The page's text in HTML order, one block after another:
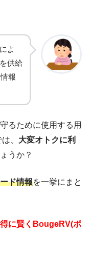
よ
供給
報
るために使用する用
、 大変オトクに利
うか？
ド情報を一挙にまと
に賢くBougeRV(ボ